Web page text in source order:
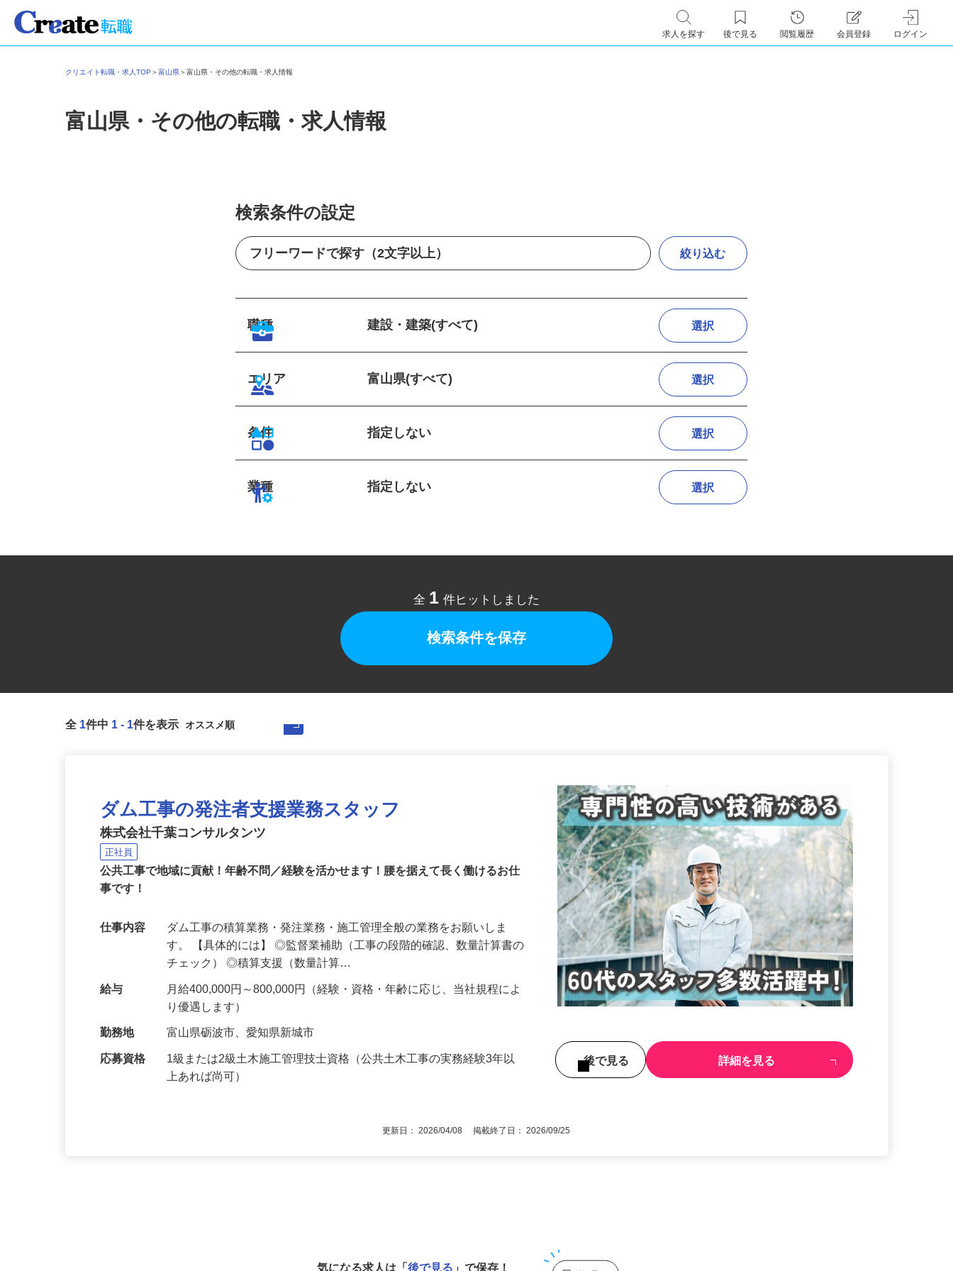
求人を探す 後で見る 閲覧履歴 会員登録 ログイン
クリエイト転職・求人TOP＞富山県＞富山県・その他の転職・求人情報
富山県・その他の転職・求人情報
検索条件の設定
絞り込む
職種 建設・建築(すべて) 選択
エリア 富山県(すべて) 選択
条件 指定しない 選択
業種 指定しない 選択
全1件ヒットしました
検索条件を保存
ダム工事の発注者支援業務スタッフ
株式会社千葉コンサルタンツ
正社員
公共工事で地域に貢献！年齢不問／経験を活かせます！腰を据えて長く働けるお仕
ダム工事の積算業務・発注業務・施工管理全般の業務をお願いしま
す。 【具体的には】 ◎監督業補助（工事の段階的確認、数量計算書の
月給400,000円～800,000円（経験・資格・年齢に応じ、当社規程によ
勤務地
1級または2級土木施工管理技士資格（公共土木工事の実務経験3年以 後で見る 詳細を見る